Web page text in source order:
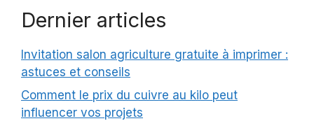
Dernier articles
Invitation salon agriculture gratuite à imprimer :
astuces et conseils
Comment le prix du cuivre au kilo peut
influencer vos projets